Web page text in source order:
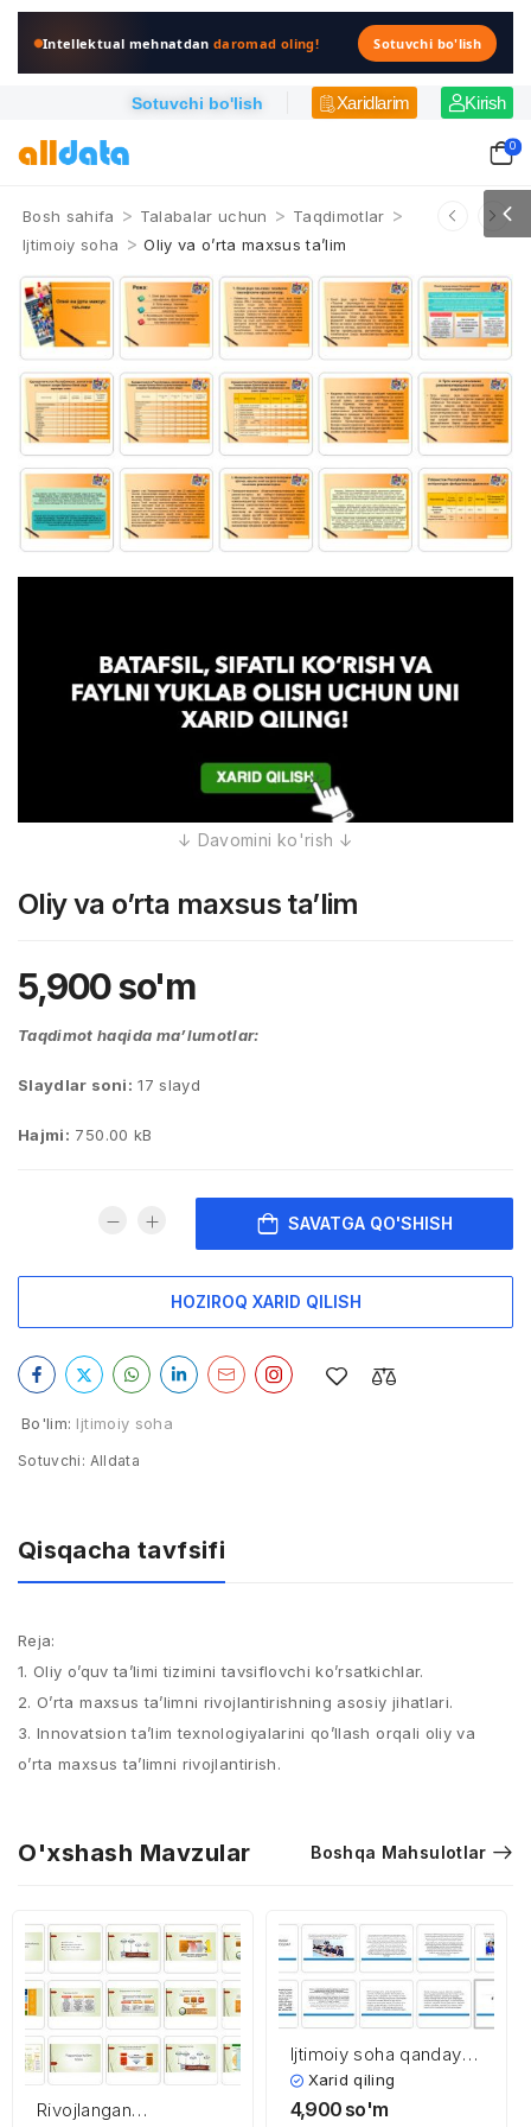
Intellektual mehnatdandaromad oling! Sotuvchi bo'lish
Sotuvchi bo'lish Xaridlarim Kirish
0
Bosh sahifa > Talabalar uchun > Taqdimotlar >
Ijtimoiy soha > Oliy va o’rta maxsus ta’lim
Oliy va o’rta maxsus ta’lim
5,900so'm
Taqdimot haqida ma’lumotlar:
Slaydlar soni: 17 slayd
Hajmi: 750.00 kB
SAVATGA QO'SHISH
HOZIROQ XARID QILISH
Bo'lim: Ijtimoiy soha
Sotuvchi: Alldata
Qisqacha tavfsifi
Reja:
1. Oliy o’quv ta’limi tizimini tavsiflovchi ko’rsatkichlar.
2. O’rta maxsus ta’limni rivojlantirishning asosiy jihatlari.
3. Innovatsion ta’lim texnologiyalarini qo’llash orqali oliy va
o’rta maxsus ta’limni rivojlantirish.
O'xshash Mavzular Boshqa Mahsulotlar
Rivojlangan
Ijtimoiy soha qanday
moliyalashtirilmoqda?
Xarid qiling
4,900 so'm